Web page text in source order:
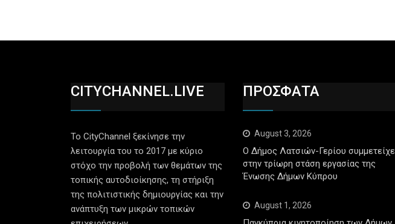
CITYCHANNEL.LIVE
Το CityChannel ξεκίνησε την
λειτουργία του το 2017 με κύριο
στόχο την προβολή των θεμάτων της
τοπικής αυτοδιοίκησης, τη στήριξη
της πολιτιστικής δημιουργίας και την
ανάπτυξη των μικρών τοπικών
ΠΡΟΣΦΑΤΑ
August 3, 2026
Ο Δήμος Λατσιών-Γερίου συμμετείχε
στην τρίωρη στάση εργασίας της
Ένωσης Δήμων Κύπρου
August 1, 2026